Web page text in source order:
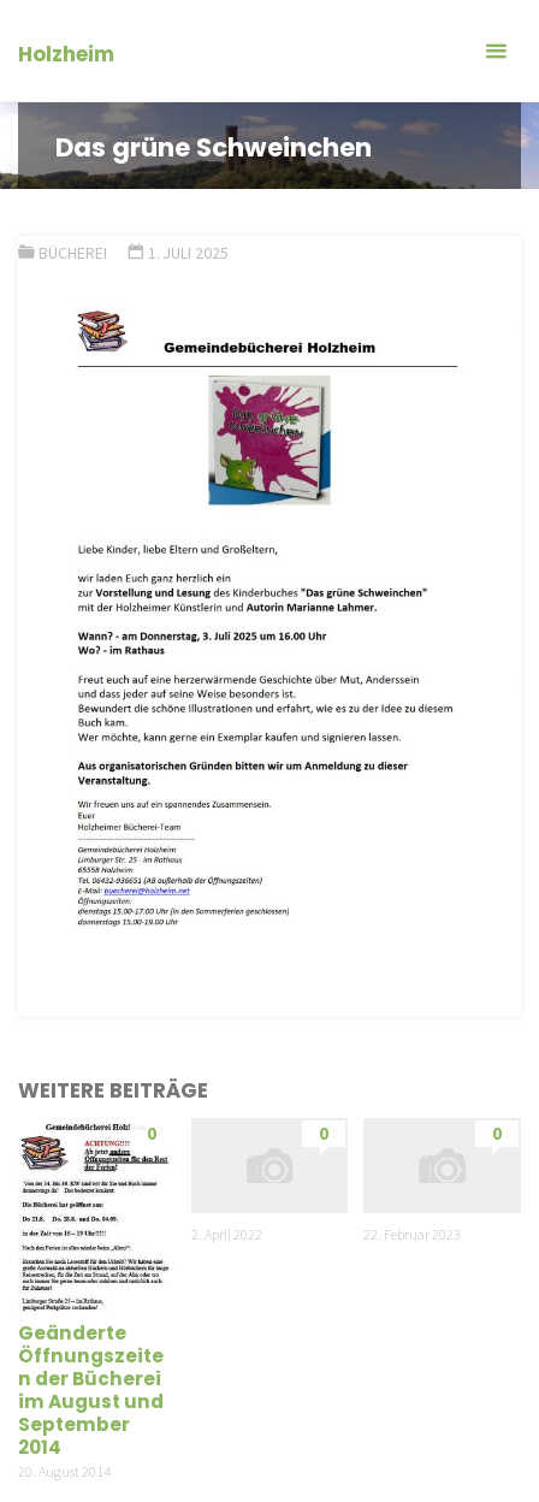
InhaltHolzheim
Das grüne Schweinchen
BÜCHEREI 1. JULI 2025
WEITERE BEITRÄGE
0
Geänderte
Öffnungszeite
n der Bücherei
im August und
September
2014
20. August 2014
0
2. April 2022
0
22. Februar 2023